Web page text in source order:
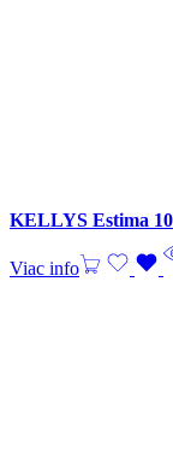
KELLYS Estima
Viac info